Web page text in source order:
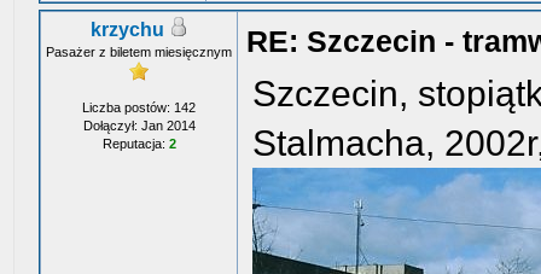
krzychu
Pasażer z biletem miesięcznym
Liczba postów: 142
Dołączył: Jan 2014
Reputacja: 2
RE: Szczecin -
Szczecin,
Stalmacha,